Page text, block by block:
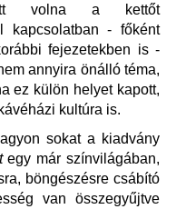
volna a kettőt
kapcsolatban - főként
fejezetekben is -
annyira önálló téma,
ez külön helyet kapott,
kultúra is.
sokat a kiadvány
egy már színvilágában,
böngészésre csábító
van összegyűjtve